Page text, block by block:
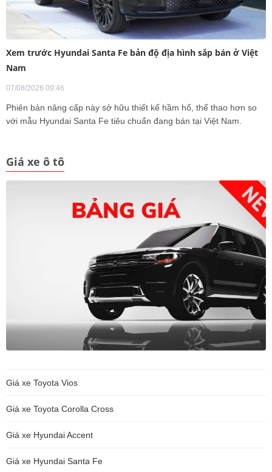
Xem trước Hyundai Santa Fe bản độ địa hình sắp bán ở Việt
Nam
07/08/2026 09:46
Phiên bản nâng cấp này sở hữu thiết kế hầm hố, thể thao hơn so
với mẫu Hyundai Santa Fe tiêu chuẩn đang bán tại Việt Nam.
Giá xe ô tô
Giá xe Toyota Vios
Giá xe Toyota Corolla Cross
Giá xe Hyundai Accent
Giá xe Hyundai Santa Fe